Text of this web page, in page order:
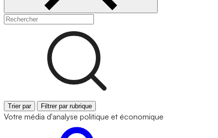
Trier par Filtrer par rubrique
Votre média d'analyse politique et économique